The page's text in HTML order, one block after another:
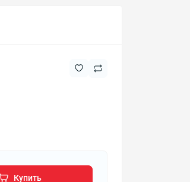
Купить